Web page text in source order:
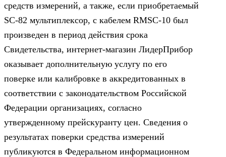
средств измерений, а также, если приобретаемый
SC-82 мультиплексор, c кабелем RMSC-10 был
произведен в период действия срока
Свидетельства, интернет-магазин ЛидерПрибор
оказывает дополнительную услугу по его
поверке или калибровке в аккредитованных в
соответствии с законодательством Российской
Федерации организациях, согласно
утвержденному прейскуранту цен. Сведения о
результатах поверки средства измерений
публикуются в Федеральном информационном